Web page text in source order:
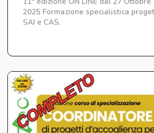
2025 Formazione specialistica
SAI e CAS.